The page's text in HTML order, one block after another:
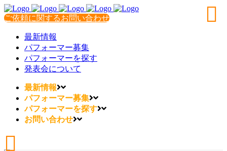
ご依頼に関するお問い合わせ
最新情報
パフォーマー募集
パフォーマーを探す
発表会について
最新情報
パフォーマー募集
パフォーマーを探す
お問い合わせ